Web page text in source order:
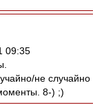
09:35
не случайно
8-) ;)